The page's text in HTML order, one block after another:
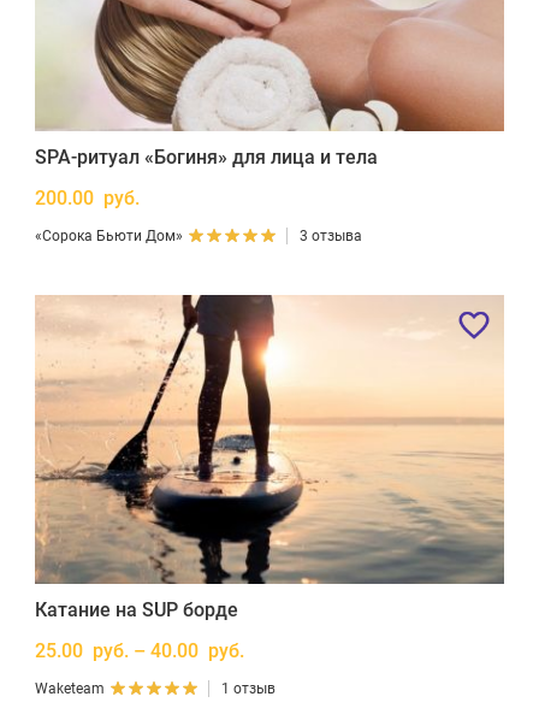
SPA-ритуал «Богиня» для лица и тела
200.00 руб.
«Сорока Бьюти Дом» 3 отзыва
Катание на SUP борде
25.00 руб. – 40.00 руб.
Waketeam 1 отзыв